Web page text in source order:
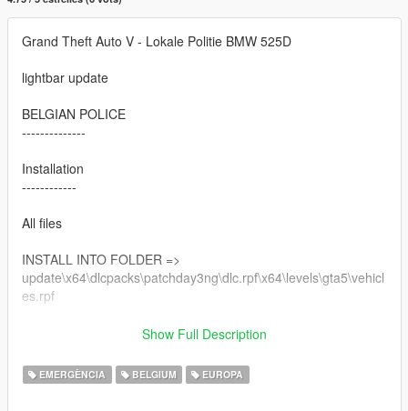
Grand Theft Auto V - Lokale Politie BMW 525D
lightbar update
BELGIAN POLICE
--------------
Installation
------------
All files
INSTALL INTO FOLDER =>
update\x64\dlcpacks\patchday3ng\dlc.rpf\x64\levels\gta5\vehicl
es.rpf
- Converted to GTA V (Double Doppler)
- Materials, mapping, template and fixes (Double Doppler)
Show Full Description
EMERGÈNCIA BELGIUM EUROPA